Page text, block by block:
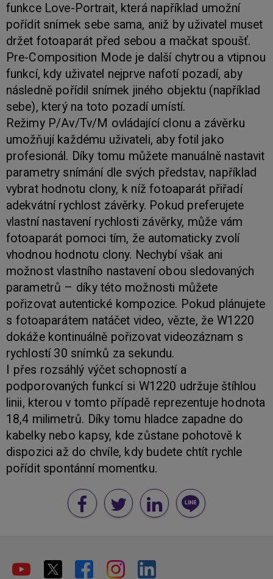
funkce Love-Portrait, která například umožní
pořídit snímek sebe sama, aniž by uživatel muset
držet fotoaparát před sebou a mačkat spoušť.
Pre-Composition Mode je další chytrou a vtipnou
funkcí, kdy uživatel nejprve nafotí pozadí, aby
následně pořídil snímek jiného objektu (například
sebe), který na toto pozadí umístí.
Režimy P/Av/Tv/M ovládající clonu a závěrku
umožňují každému uživateli, aby fotil jako
profesionál. Díky tomu můžete manuálně nastavit
parametry snímání dle svých představ, například
vybrat hodnotu clony, k níž fotoaparát přiřadí
adekvátní rychlost závěrky. Pokud preferujete
vlastní nastavení rychlosti závěrky, může vám
fotoaparát pomoci tím, že automaticky zvolí
vhodnou hodnotu clony. Nechybí však ani
možnost vlastního nastavení obou sledovaných
parametrů – díky této možnosti můžete
pořizovat autentické kompozice. Pokud plánujete
s fotoaparátem natáčet video, vězte, že W1220
dokáže kontinuálně pořizovat videozáznam s
rychlostí 30 snímků za sekundu.
I přes rozsáhlý výčet schopností a
podporovaných funkcí si W1220 udržuje štíhlou
linii, kterou v tomto případě reprezentuje hodnota
18,4 milimetrů. Díky tomu hladce zapadne do
kabelky nebo kapsy, kde zůstane pohotově k
dispozici až do chvíle, kdy budete chtít rychle
pořídit spontánní momentku.